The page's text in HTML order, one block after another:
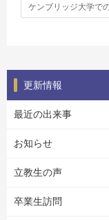
更新情報
最近の出来事
お知らせ
立教生の声
卒業生訪問